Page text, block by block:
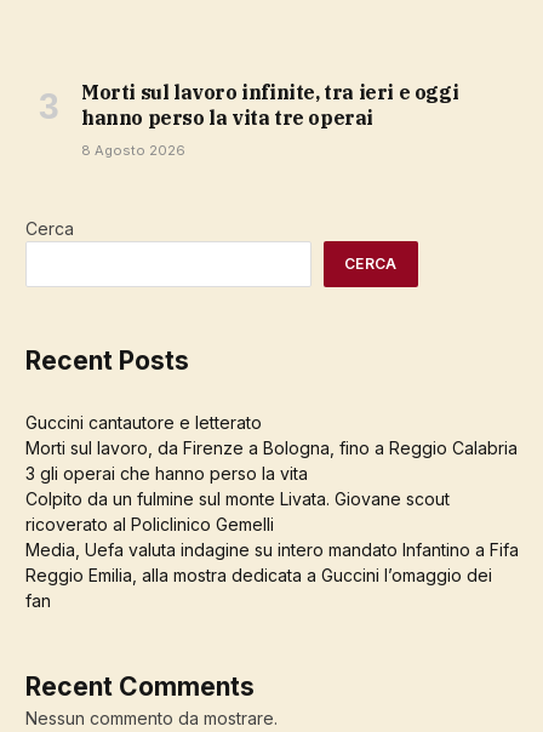
Morti sul lavoro infinite, tra ieri e oggi
hanno perso la vita tre operai
8 Agosto 2026
Cerca
CERCA
Recent Posts
Guccini cantautore e letterato
Morti sul lavoro, da Firenze a Bologna, fino a Reggio Calabria
3 gli operai che hanno perso la vita
Colpito da un fulmine sul monte Livata. Giovane scout
ricoverato al Policlinico Gemelli
Media, Uefa valuta indagine su intero mandato Infantino a Fifa
Reggio Emilia, alla mostra dedicata a Guccini l’omaggio dei
fan
Recent Comments
Nessun commento da mostrare.